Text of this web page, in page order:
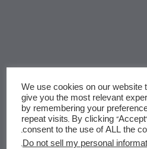
אתר שומר שבת
We use cookies on our website
give you the most relevant
by remembering your
repeat visits. By clicking
consent to the use of ALL the
Do not sell my personal